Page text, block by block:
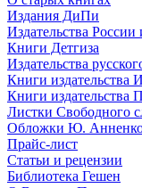
Издания ДиПи
Издательства
Книги Детгиза
Издательства
Книги
Книги издательства
Листки Свободного
Обложки Ю.
Прайс-лист
Статьи и рецензии
Библиотека Гешен